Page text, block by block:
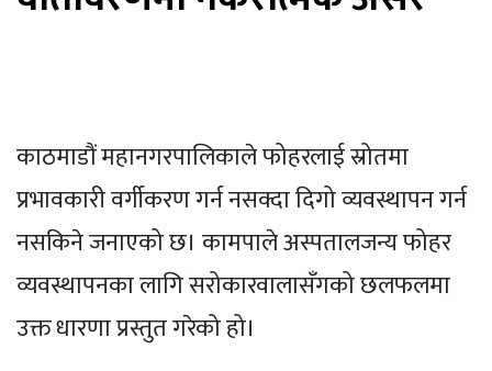
काठमाडौं महानगरपालिकाले फोहरलाई स्रोतमा
प्रभावकारी वर्गीकरण गर्न नसक्दा दिगो व्यवस्थापन गर्न
नसकिने जनाएको छ। कामपाले अस्पतालजन्य फोहर
व्यवस्थापनका लागि सरोकारवालासँगको छलफलमा
उक्त धारणा प्रस्तुत गरेको हो।